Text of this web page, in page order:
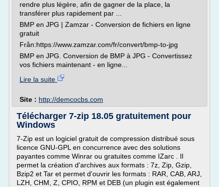
rendre plus légère, afin de gagner de la place, la
transférer plus rapidement par ...
BMP en JPG | Zamzar - Conversion de fichiers en ligne
gratuit
Från:https://www.zamzar.com/fr/convert/bmp-to-jpg
BMP en JPG. Conversion de BMP à JPG - Convertissez
vos fichiers maintenant - en ligne...
Lire la suite
Site : http://demcocbs.com
Télécharger 7-zip 18.05 gratuitement pour
Windows
7-Zip est un logiciel gratuit de compression distribué sous
licence GNU-GPL en concurrence avec des solutions
payantes comme Winrar ou gratuites comme IZarc . Il
permet la création d'archives aux formats : 7z, Zip, Gzip,
Bzip2 et Tar et permet d'ouvrir les formats : RAR, CAB, ARJ,
LZH, CHM, Z, CPIO, RPM et DEB (un plugin est également